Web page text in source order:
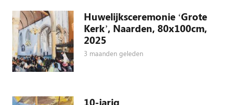
Huwelijksceremonie ‘Grote
Kerk’, Naarden, 80x100cm,
2025
3 maanden geleden
10-jarig